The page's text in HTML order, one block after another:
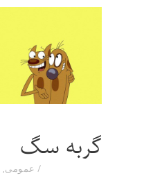
گربه سگ
عمومی,